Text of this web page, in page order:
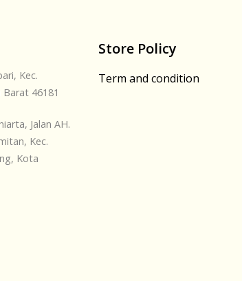
Kec.
46181
Jalan AH.
Kec.
Kota
Store Policy
Term and condition